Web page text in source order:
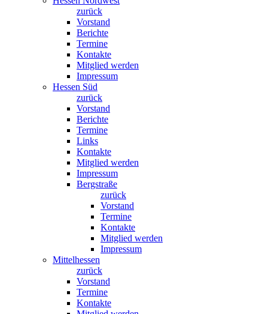
zurück
Vorstand
Berichte
Termine
Kontakte
Mitglied werden
Impressum
Hessen Süd
zurück
Vorstand
Berichte
Termine
Links
Kontakte
Mitglied werden
Impressum
Bergstraße
zurück
Vorstand
Termine
Kontakte
Mitglied werden
Impressum
Mittelhessen
zurück
Vorstand
Termine
Kontakte